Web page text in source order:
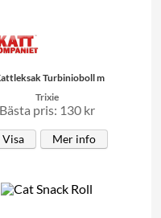
Turbinioboll m
Trixie
Bästa pris: 130 kr
Visa Mer info